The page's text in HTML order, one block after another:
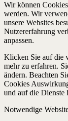
Wir können
werden. Wir
unsere Websites
Nutzererfahrung
anpassen.
Klicken Sie auf die
mehr zu erfahren.
ändern. Beachten
Cookies
und auf die Dienste
Notwendige